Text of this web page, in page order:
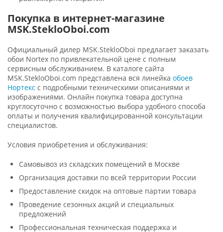
Покупка в интернет-магазине
MSK.StekloOboi.com
Официальный дилер MSK.StekloOboi предлагает заказать
обои Nortex по привлекательной цене с полным
сервисным обслуживанием. В каталоге сайта
MSK.StekloOboi.com представлена вся линейка обоев
Нортекс с подробными техническими описаниями и
изображениями. Онлайн покупка товара доступна
круглосуточно с возможностью выбора удобного способа
оплаты и получения квалифицированной консультации
специалистов.
Условия приобретения и обслуживания:
Самовывоз из складских помещений в Москве
Организация доставки по всей территории России
Предоставление скидок на оптовые партии товара
Проведение сезонных акций и специальных
предложений
Профессиональная техническая поддержка и